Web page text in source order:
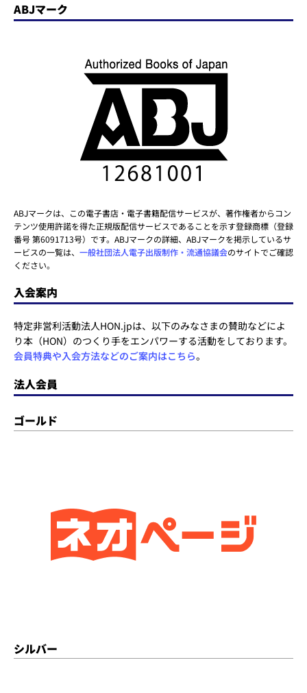
ABJマーク
ABJマークは、この電子書店・電子書籍配信サービスが、著作権者からコン
テンツ使用許諾を得た正規版配信サービスであることを示す登録商標（登録
番号 第6091713号）です。ABJマークの詳細、ABJマークを掲示しているサ
ービスの一覧は、 一般社団法人電子出版制作・流通協議会のサイトでご確認
ください。
入会案内
特定非営利活動法人HON.jpは、以下のみなさまの賛助などによ
り本（HON）のつくり手をエンパワーする活動をしております。
会員特典や入会方法などのご案内はこちら。
法人会員
ゴールド
シルバー